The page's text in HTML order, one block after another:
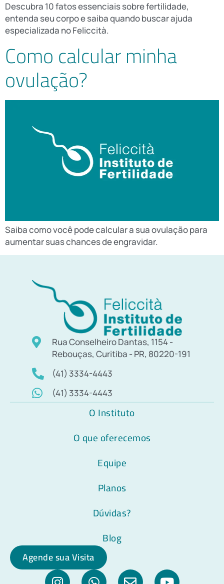
Descubra 10 fatos essenciais sobre fertilidade,
entenda seu corpo e saiba quando buscar ajuda
especializada no Feliccità.
Como calcular minha
ovulação?
Saiba como você pode calcular a sua ovulação para
aumentar suas chances de engravidar.
Rua Conselheiro Dantas, 1154 -
Rebouças, Curitiba - PR, 80220-191
(41) 3334-4443
(41) 3334-4443
O Instituto
O que oferecemos
Equipe
Planos
Dúvidas?
Blog
Agende sua Visita